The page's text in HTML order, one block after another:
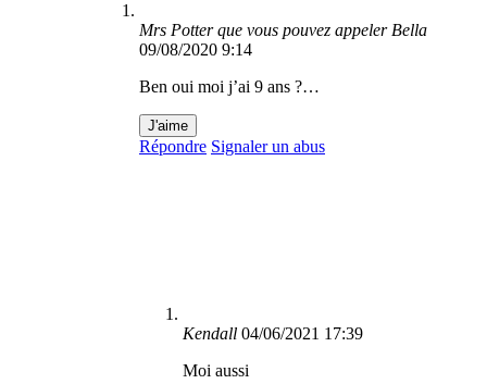
Mrs Potter que vous pouvez appeler Bella
09/08/2020 9:14
Ben oui moi j’ai 9 ans ?…
J'aime
Répondre Signaler un abus
Kendall 04/06/2021 17:39
Moi aussi